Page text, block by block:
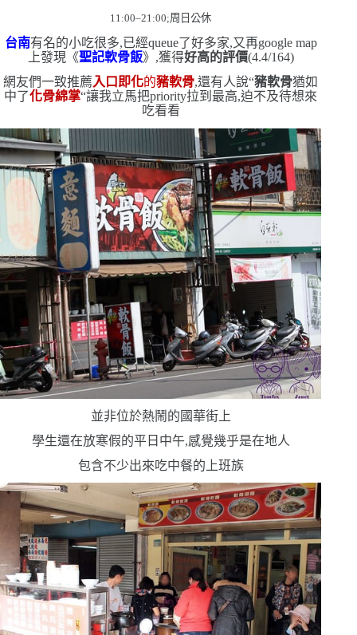
11:00–21:00;周日公休
台南有名的小吃很多,已經queue了好多家,又再google map
上發現《聖記軟骨飯》,獲得好高的評價(4.4/164)
網友們一致推薦入口即化的豬軟骨,還有人說“豬軟骨猶如
中了化骨綿掌“讓我立馬把priority拉到最高,迫不及待想來
吃看看
並非位於熱鬧的國華街上
學生還在放寒假的平日中午,感覺幾乎是在地人
包含不少出來吃中餐的上班族